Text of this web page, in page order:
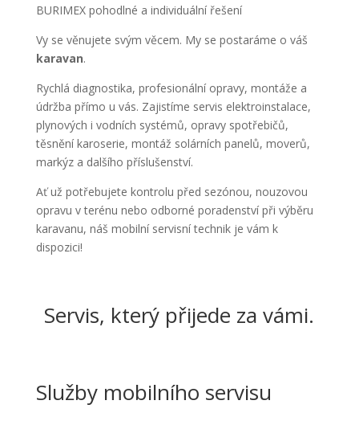
BURIMEX pohodlné a individuální řešení
Vy se věnujete svým věcem. My se postaráme o váš
karavan.
Rychlá diagnostika, profesionální opravy, montáže a
údržba přímo u vás. Zajistíme servis elektroinstalace,
plynových i vodních systémů, opravy spotřebičů,
těsnění karoserie, montáž solárních panelů, moverů,
markýz a dalšího příslušenství.
Ať už potřebujete kontrolu před sezónou, nouzovou
opravu v terénu nebo odborné poradenství při výběru
karavanu, náš mobilní servisní technik je vám k
dispozici!
Servis, který přijede za vámi.
Služby mobilního servisu